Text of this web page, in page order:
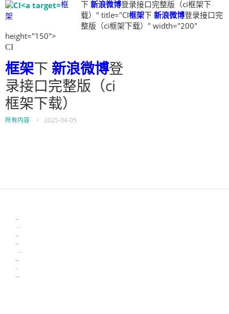
框
架
下 新浪微博登录接口完整版（ci框架下
载）" title="CI框架下 新浪微博登录接口完
整版（ci框架下载）" width="200"
height="150">
CI
框架下 新浪微博登
录接口完整版（ci
框架下载）
所有内容 • 2025-04-05